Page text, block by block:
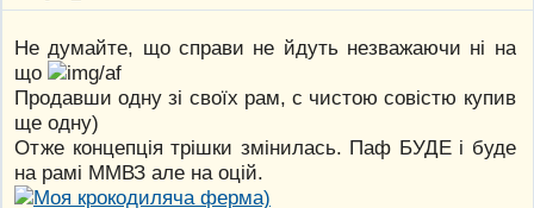
Не думайте, що справи не йдуть незважаючи ні на
що
Продавши одну зі своїх рам, с чистою совістю купив
ще одну)
Отже концепція трішки змінилась. Паф БУДЕ і буде
на рамі ММВЗ але на оцій.